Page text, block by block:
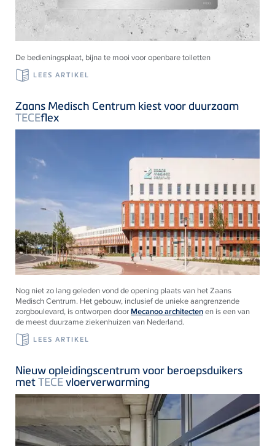
De bedieningsplaat, bijna te mooi voor openbare toiletten
LEES ARTIKEL
Nog niet zo lang geleden vond de opening plaats van het Zaans
Medisch Centrum. Het gebouw, inclusief de unieke aangrenzende
zorgboulevard, is ontworpen door Mecanoo architectenen is een van
de meest duurzame ziekenhuizen van Nederland.
LEES ARTIKEL
Zaans Medisch Centrum kiest voor duurzaam
TECEflex
Nieuw opleidingscentrum voor beroepsduikers
metTECEvloerverwarming